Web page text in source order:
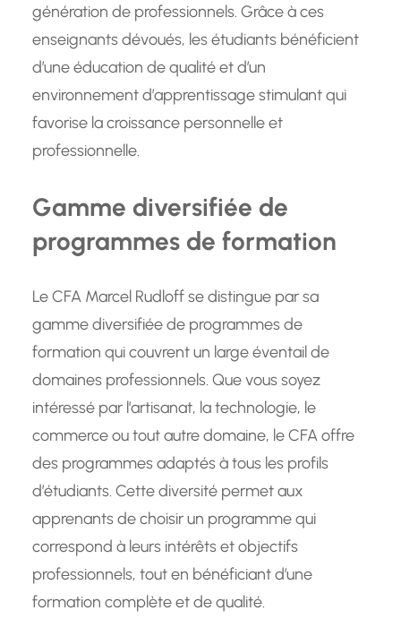
génération de professionnels. Grâce à ces
enseignants dévoués, les étudiants bénéficient
d’une éducation de qualité et d’un
environnement d’apprentissage stimulant qui
favorise la croissance personnelle et
professionnelle.
Gamme diversifiée de
programmes de formation
Le CFA Marcel Rudloff se distingue par sa
gamme diversifiée de programmes de
formation qui couvrent un large éventail de
domaines professionnels. Que vous soyez
intéressé par l’artisanat, la technologie, le
commerce ou tout autre domaine, le CFA offre
des programmes adaptés à tous les profils
d’étudiants. Cette diversité permet aux
apprenants de choisir un programme qui
correspond à leurs intérêts et objectifs
professionnels, tout en bénéficiant d’une
formation complète et de qualité.